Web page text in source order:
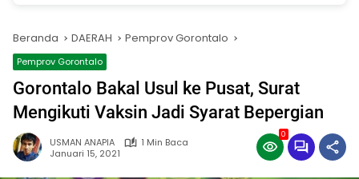
Beranda DAERAH Pemprov Gorontalo
Pemprov Gorontalo
Gorontalo Bakal Usul ke Pusat, Surat
Mengikuti Vaksin Jadi Syarat Bepergian
USMAN ANAPIA
1 Min Baca
Januari 15, 2021
0